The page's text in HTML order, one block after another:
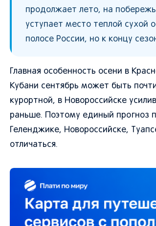
продолжает лето, на
уступает место теплой сухой
полосе России, но к концу
Главная особенность осени в
Кубани сентябрь может быть
курортной, в Новороссийске
раньше. Поэтому единый прогноз
Геленджике, Новороссийске,
отличаться.